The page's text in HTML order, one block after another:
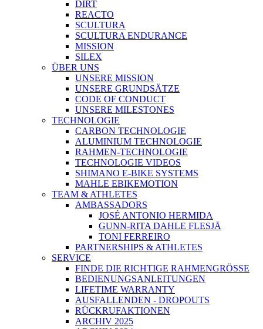
DIRT
REACTO
SCULTURA
SCULTURA ENDURANCE
MISSION
SILEX
ÜBER UNS
UNSERE MISSION
UNSERE GRUNDSÄTZE
CODE OF CONDUCT
UNSERE MILESTONES
TECHNOLOGIE
CARBON TECHNOLOGIE
ALUMINIUM TECHNOLOGIE
RAHMEN-TECHNOLOGIE
TECHNOLOGIE VIDEOS
SHIMANO E-BIKE SYSTEMS
MAHLE EBIKEMOTION
TEAM & ATHLETES
AMBASSADORS
JOSÉ ANTONIO HERMIDA
GUNN-RITA DAHLE FLESJÅ
TONI FERREIRO
PARTNERSHIPS & ATHLETES
SERVICE
FINDE DIE RICHTIGE RAHMENGRÖSSE
BEDIENUNGSANLEITUNGEN
LIFETIME WARRANTY
AUSFALLENDEN - DROPOUTS
RÜCKRUFAKTIONEN
ARCHIV 2025